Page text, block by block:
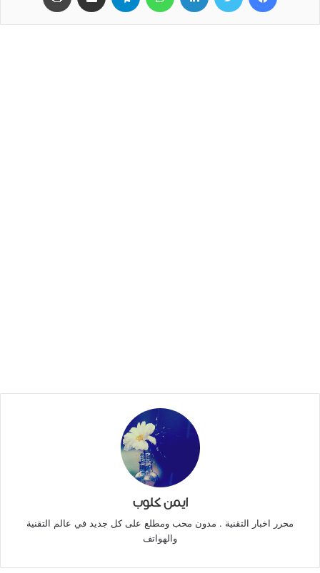
ايمن كلوب
محرر اخبار التقنية . مدون محب ومطلع على كل جديد في عالم التقنية
والهواتف